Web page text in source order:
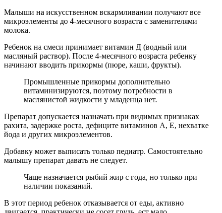
Малыши на искусственном вскармливании получают все
микроэлементы до 4-месячного возраста с заменителями
молока.
Ребенок на смеси принимает витамин Д (водный или
масляный раствор). После 4-месячного возраста ребенку
начинают вводить прикормы (пюре, каши, фрукты).
Промышленные прикормы дополнительно
витаминизируются, поэтому потребности в
маслянистой жидкости у младенца нет.
Препарат допускается назначать при видимых признаках
рахита, задержке роста, дефиците витаминов А, Е, нехватке
йода и других микроэлементов.
Добавку может выписать только педиатр. Самостоятельно
малышу препарат давать не следует.
Чаще назначается рыбий жир с года, но только при
наличии показаний.
В этот период ребенок отказывается от еды, активно